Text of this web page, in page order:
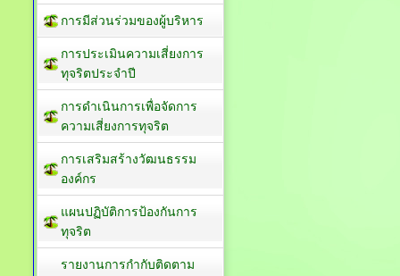
การมีส่วนร่วมของผู้บริหาร
การประเมินความเสี่ยงการ
ทุจริตประจำปี
การดำเนินการเพื่อจัดการ
ความเสี่ยงการทุจริต
การเสริมสร้างวัฒนธรรม
องค์กร
แผนปฏิบัติการป้องกันการ
ทุจริต
รายงานการกำกับติดตาม